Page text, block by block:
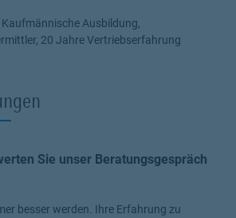
Ausbildung,
20 Jahre Vertriebserfahrung
Sie unser Beratungsgespräch
besser werden. Ihre Erfahrung zu